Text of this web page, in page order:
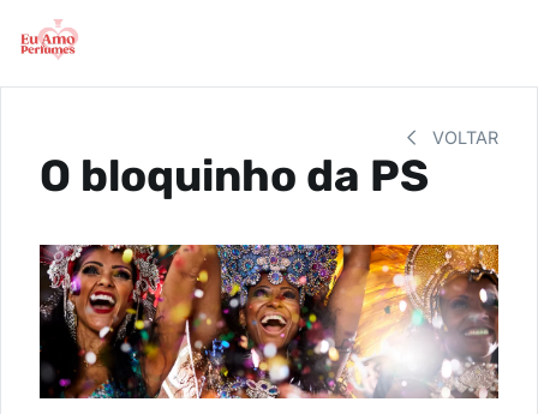
VOLTAR
O bloquinho da PS